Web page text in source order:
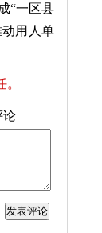
“一区县
用人单
论